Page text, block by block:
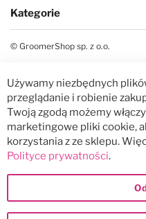
Kategorie
© GroomerShop sp. z o.o.
Używamy niezbędnych
przeglądanie i robienie
Twoją zgodą możemy
marketingowe pliki cookie,
korzystania z ze sklepu.
Polityce prywatności.